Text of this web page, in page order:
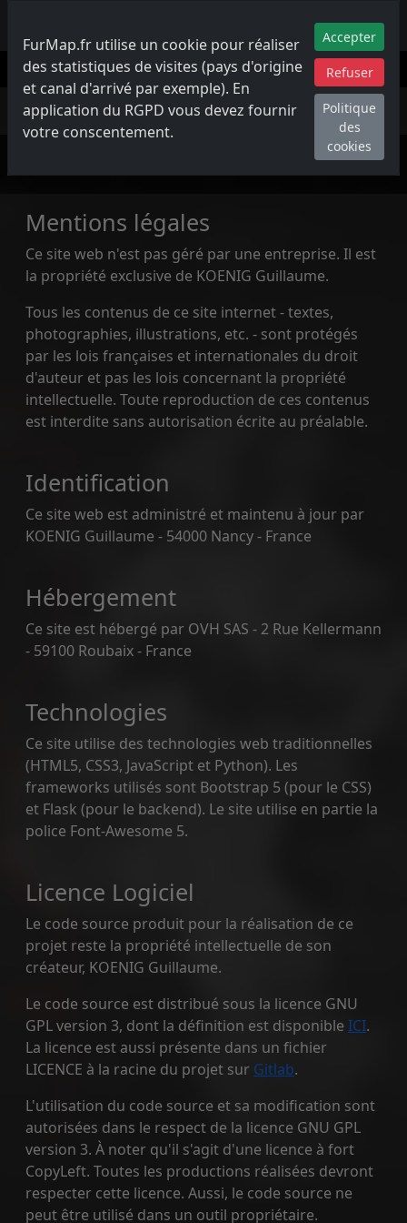
Mentions légales et crédits
Mentions légales
Ce site web n'est pas géré par une entreprise. Il est
la propriété exclusive de KOENIG Guillaume.
Tous les contenus de ce site internet - textes,
photographies, illustrations, etc. - sont protégés
par les lois françaises et internationales du droit
d'auteur et pas les lois concernant la propriété
intellectuelle. Toute reproduction de ces contenus
est interdite sans autorisation écrite au préalable.
Identification
Ce site web est administré et maintenu à jour par
KOENIG Guillaume - 54000 Nancy - France
Hébergement
Ce site est hébergé par OVH SAS - 2 Rue Kellermann
- 59100 Roubaix - France
Technologies
Ce site utilise des technologies web traditionnelles
(HTML5, CSS3, JavaScript et Python). Les
frameworks utilisés sont Bootstrap 5 (pour le CSS)
et Flask (pour le backend). Le site utilise en partie la
police Font-Awesome 5.
Licence Logiciel
Le code source produit pour la réalisation de ce
projet reste la propriété intellectuelle de son
créateur, KOENIG Guillaume.
Le code source est distribué sous la licence GNU
GPL version 3, dont la définition est disponible ICI.
La licence est aussi présente dans un fichier
LICENCE à la racine du projet sur Gitlab.
L'utilisation du code source et sa modification sont
autorisées dans le respect de la licence GNU GPL
version 3. À noter qu'il s'agit d'une licence à fort
CopyLeft. Toutes les productions réalisées devront
respecter cette licence. Aussi, le code source ne
peut être utilisé dans un outil propriétaire.
FurMap.fr utilise un cookie pour réaliser
des statistiques de visites (pays d'origine
et canal d'arrivé par exemple). En
application du RGPD vous devez fournir
votre conscentement.
Accepter
Refuser
Politique
des
cookies